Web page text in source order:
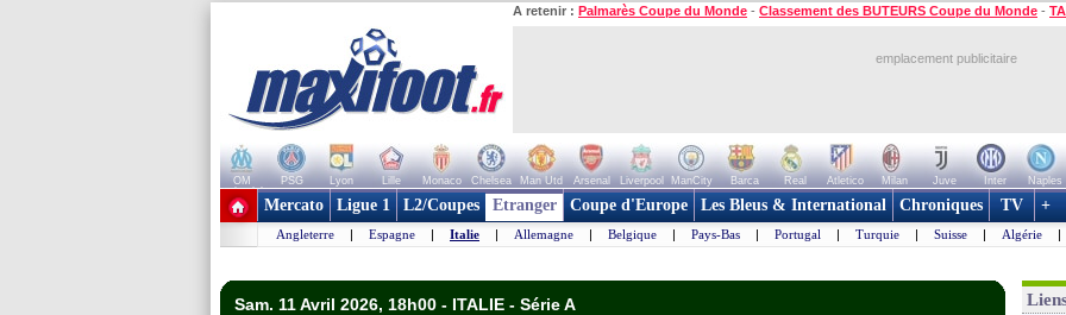
A retenir : Palmarès Coupe du Monde - Classement des BUTEURS Coupe du Monde -
emplacement publicitaire
OM PSG Lyon Lille Monaco Chelsea Man Utd Arsenal Liverpool ManCity Barca Real Atletico Milan Juve Inter Naples
+ de clubs
Mercato Ligue 1 L2/Coupes Etranger Coupe d'Europe Les Bleus & International Chroniques TV +
Angleterre | Espagne | Italie | Allemagne | Belgique | Pays-Bas | Portugal | Turquie | Suisse | Algérie |
Sam. 11 Avril 2026, 18h00 - ITALIE - Série A